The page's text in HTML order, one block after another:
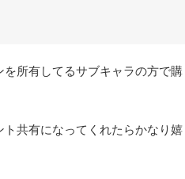
所有してるサブキャラの方で購
共有になってくれたらかなり嬉